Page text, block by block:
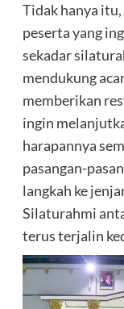
Tidak hanya
peserta yang
sekadar
mendukung
memberikan
ingin
harapannya
pasangan-
langkah ke
Silaturahmi
terus terjalin